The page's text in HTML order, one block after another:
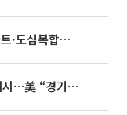
영끌 '주택공급' 대책 임박⋯비아파트·도심복합까지 총동원
이란, 미국에 호르무즈 합의 조건 제시…美 “경기 아직 안 끝나” [종합]